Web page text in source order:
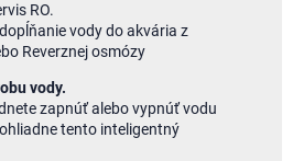
RO.
vody do akvária z
Reverznej osmózy
vody.
zapnúť alebo vypnúť vodu
tento inteligentný